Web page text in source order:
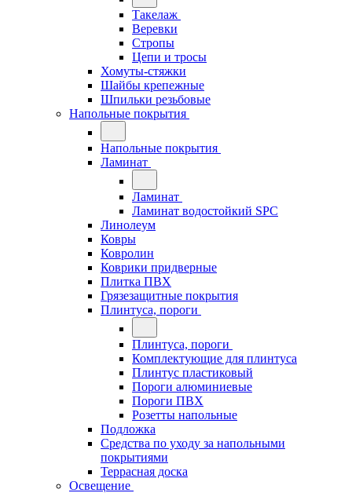
Такелаж
Веревки
Стропы
Цепи и тросы
Хомуты-стяжки
Шайбы крепежные
Шпильки резьбовые
Напольные покрытия
Напольные покрытия
Ламинат
Ламинат
Ламинат водостойкий SPC
Линолеум
Ковры
Ковролин
Коврики придверные
Плитка ПВХ
Грязезащитные покрытия
Плинтуса, пороги
Плинтуса, пороги
Комплектующие для плинтуса
Плинтус пластиковый
Пороги алюминиевые
Пороги ПВХ
Розетты напольные
Подложка
Средства по уходу за напольными
покрытиями
Террасная доска
Освещение